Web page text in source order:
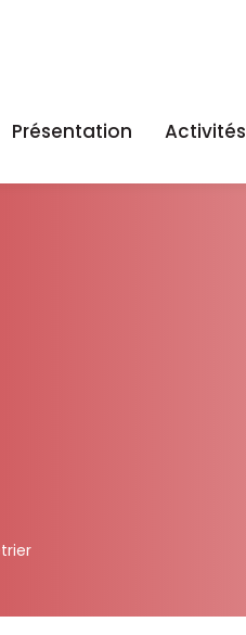
Présentation Activités